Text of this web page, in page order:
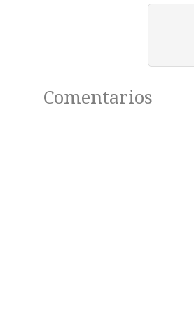
Comentarios